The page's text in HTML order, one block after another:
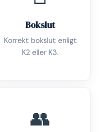
Bokslut
Korrekt bokslut enligt
K2 eller K3.
👥